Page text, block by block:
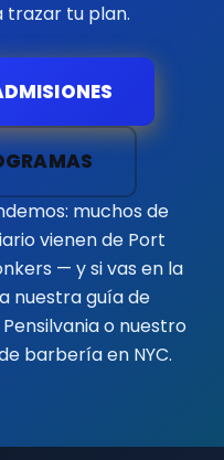
trazar tu plan.
muchos de
vienen de Port
— y si vas en la
nuestraguía de
o nuestro
barbería en NYC.